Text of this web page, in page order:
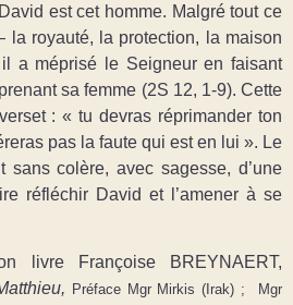
est cet homme. Malgré tout ce
royauté, la protection, la maison
a méprisé le Seigneur en faisant
sa femme (2S 12, 1-9). Cette
: « tu devras réprimander ton
pas la faute qui est en lui ». Le
sans colère, avec sagesse, d’une
réfléchir David et l’amener à se
livre Françoise BREYNAERT,
Préface Mgr Mirkis (Irak) ; Mgr